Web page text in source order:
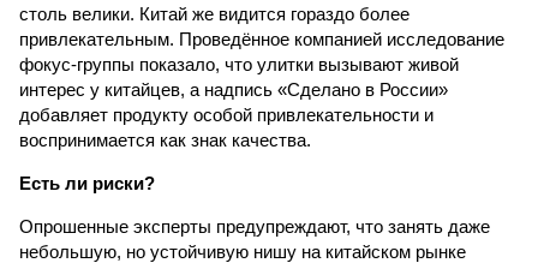
столь велики. Китай же видится гораздо более
привлекательным. Проведённое компанией исследование
фокус-группы показало, что улитки вызывают живой
интерес у китайцев, а надпись «Сделано в России»
добавляет продукту особой привлекательности и
воспринимается как знак качества.
Есть ли риски?
Опрошенные эксперты предупреждают, что занять даже
небольшую, но устойчивую нишу на китайском рынке